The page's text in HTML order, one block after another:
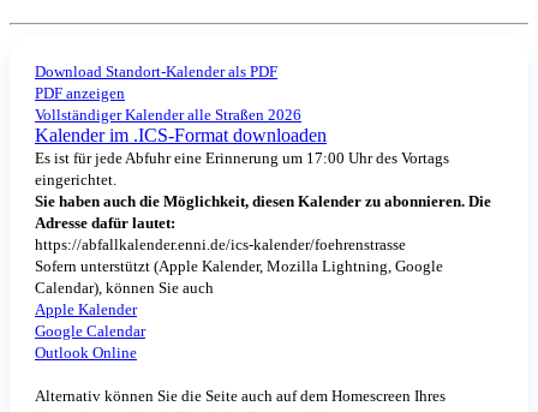
Download Standort-Kalender als PDF
PDF anzeigen
Vollständiger Kalender alle Straßen 2026
Kalender im .ICS-Format downloaden
Es ist für jede Abfuhr eine Erinnerung um 17:00 Uhr des Vortags
eingerichtet.
Sie haben auch die Möglichkeit, diesen Kalender zu abonnieren. Die
Adresse dafür lautet:
https://abfallkalender.enni.de/ics-kalender/foehrenstrasse
Sofern unterstützt (Apple Kalender, Mozilla Lightning, Google
Calendar), können Sie auch
Apple Kalender
Google Calendar
Outlook Online
Alternativ können Sie die Seite auch auf dem Homescreen Ihres